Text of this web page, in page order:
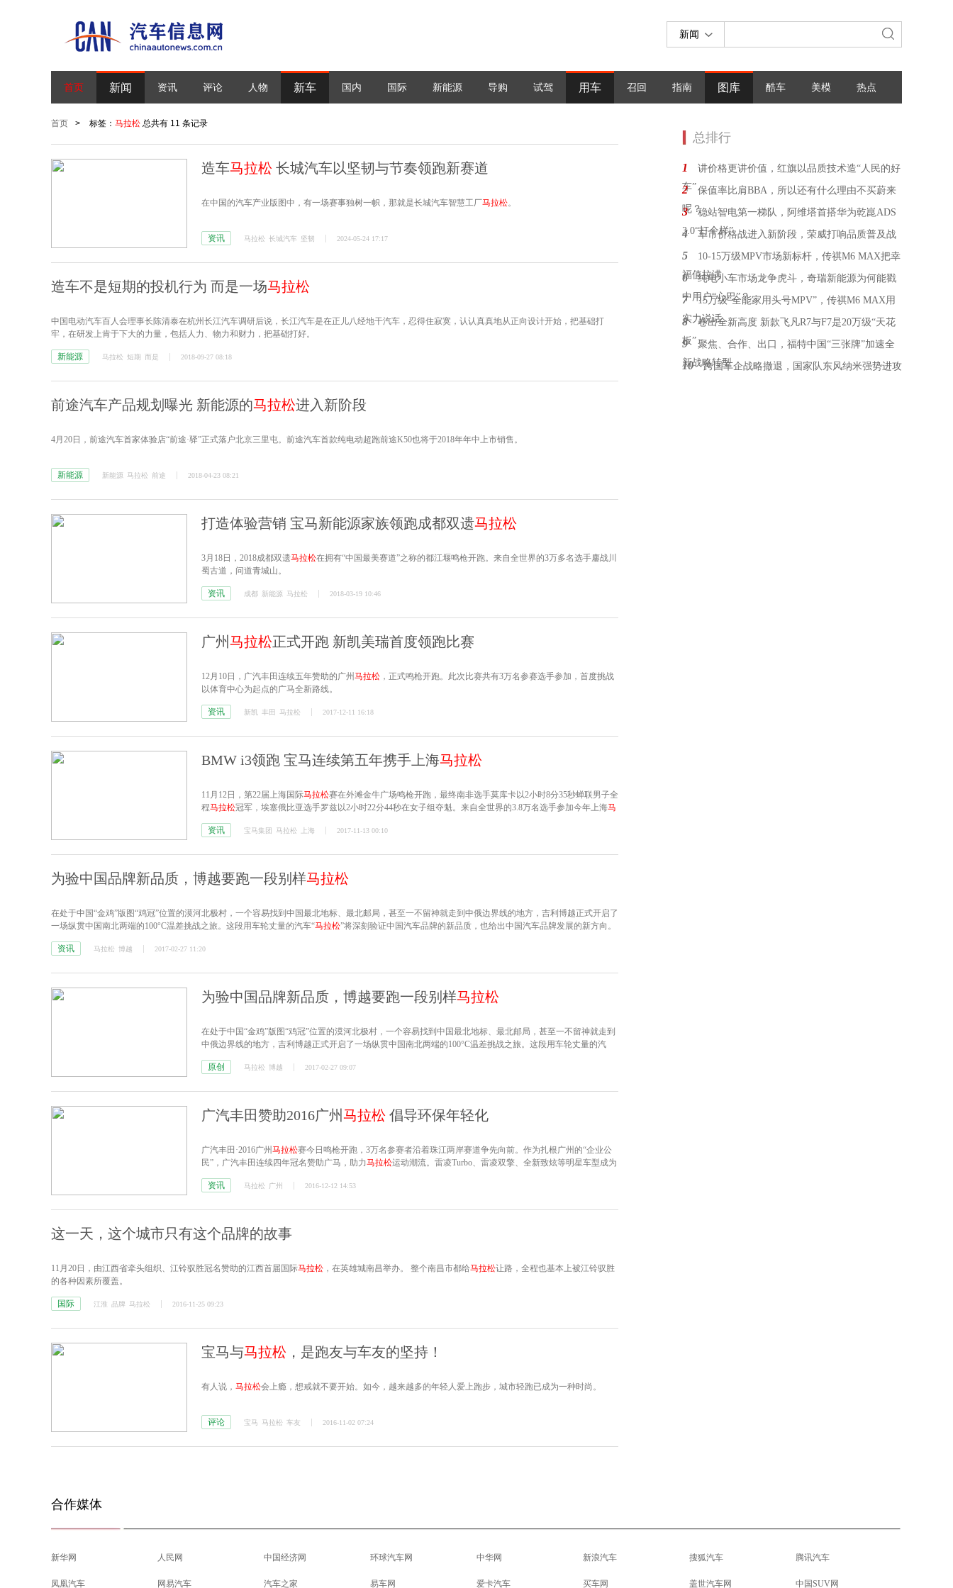
新闻
首页 新闻 资讯 评论 人物 新车 国内 国际 新能源 导购 试驾 用车 召回 指南 图库 酷车 美模 热点
首页 > 标签： 马拉松 总共有 11 条记录
造车马拉松 长城汽车以坚韧与节奏领跑新赛道
在中国的汽车产业版图中，有一场赛事独树一帜，那就是长城汽车智慧工厂马拉松。
资讯 马拉松 长城汽车 坚韧 2024-05-24 17:17
造车不是短期的投机行为 而是一场马拉松
中国电动汽车百人会理事长陈清泰在杭州长江汽车调研后说，长江汽车是在正儿八经地干汽车，忍得住寂寞，认认真真地从正向设计开始，把基础打
牢，在研发上肯于下大的力量，包括人力、物力和财力，把基础打好。
新能源 马拉松 短期 而是 2018-09-27 08:18
前途汽车产品规划曝光 新能源的马拉松进入新阶段
4月20日，前途汽车首家体验店“前途·驿”正式落户北京三里屯。前途汽车首款纯电动超跑前途K50也将于2018年年中上市销售。
新能源 新能源 马拉松 前途 2018-04-23 08:21
打造体验营销 宝马新能源家族领跑成都双遗马拉松
3月18日，2018成都双遗马拉松在拥有“中国最美赛道”之称的都江堰鸣枪开跑。来自全世界的3万多名选手鏖战川
蜀古道，问道青城山。
资讯 成都 新能源 马拉松 2018-03-19 10:46
广州马拉松正式开跑 新凯美瑞首度领跑比赛
12月10日，广汽丰田连续五年赞助的广州 马拉松 ，正式鸣枪开跑。此次比赛共有3万名参赛选手参加，首度挑战
以体育中心为起点的广马全新路线。
资讯 新凯 丰田 马拉松 2017-12-11 16:18
BMW i3领跑 宝马连续第五年携手上海马拉松
11月12日，第22届上海国际马拉松赛在外滩金牛广场鸣枪开跑，最终南非选手莫库卡以2小时8分35秒蝉联男子全
程马拉松冠军，埃塞俄比亚选手罗兹以2小时22分44秒在女子组夺魁。来自全世界的3.8万名选手参加今年上海马
资讯
宝马集团 马拉松 上海 2017-11-13 00:10
为验中国品牌新品质，博越要跑一段别样马拉松
在处于中国“金鸡”版图“鸡冠”位置的漠河北极村，一个容易找到中国最北地标、最北邮局，甚至一不留神就走到中俄边界线的地方，吉利博越正式开启了
一场纵贯中国南北两端的100°C温差挑战之旅。这段用车轮丈量的汽车“马拉松”将深刻验证中国汽车品牌的新品质，也给出中国汽车品牌发展的新方向。
资讯 马拉松 博越 2017-02-27 11:20
为验中国品牌新品质，博越要跑一段别样马拉松
在处于中国“金鸡”版图“鸡冠”位置的漠河北极村，一个容易找到中国最北地标、最北邮局，甚至一不留神就走到
中俄边界线的地方，吉利博越正式开启了一场纵贯中国南北两端的100°C温差挑战之旅。这段用车轮丈量的汽
原创
马拉松 博越 2017-02-27 09:07
广汽丰田赞助2016广州马拉松 倡导环保年轻化
广汽丰田·2016广州 马拉松赛今日鸣枪开跑，3万名参赛者沿着珠江两岸赛道争先向前。作为扎根广州的“企业公
民”，广汽丰田连续四年冠名赞助广马，助力马拉松运动潮流。雷凌Turbo、雷凌双擎、全新致炫等明星车型成为
资讯
马拉松 广州 2016-12-12 14:53
这一天，这个城市只有这个品牌的故事
11月20日，由江西省牵头组织、江铃驭胜冠名赞助的江西首届国际马拉松 ，在英雄城南昌举办。 整个南昌市都给马拉松让路，全程也基本上被江铃驭胜
的各种因素所覆盖。
国际 江淮 品牌 马拉松 2016-11-25 09:23
宝马与马拉松 ，是跑友与车友的坚持！
有人说， 马拉松会上瘾，想戒就不要开始。如今，越来越多的年轻人爱上跑步，城市轻跑已成为一种时尚。
评论 宝马 马拉松 车友 2016-11-02 07:24
总排行
1
讲价格更讲价值，红旗以品质技术造“人民的好
车”
2
保值率比肩BBA，所以还有什么理由不买蔚来
呢？
3
稳站智电第一梯队，阿维塔首搭华为乾崑ADS
3.0“打个样”
4 车市价格战进入新阶段，荣威打响品质普及战
5
10-15万级MPV市场新标杆，传祺M6 MAX把幸
福值拉满
6
纯电小车市场龙争虎斗，奇瑞新能源为何能戳
中用户“心巴”？
7
15万级“全能家用头号MPV”，传祺M6 MAX用
实力说话
8
卷出全新高度 新款飞凡R7与F7是20万级“天花
板”
9
聚焦、合作、出口，福特中国“三张牌”加速全
新战略转型
10 跨国车企战略撤退，国家队东风纳米强势进攻
合作媒体
新华网 人民网 中国经济网 环球汽车网 中华网 新浪汽车 搜狐汽车 腾讯汽车
凤凰汽车 网易汽车 汽车之家 易车网 爱卡汽车 买车网 盖世汽车网 中国SUV网